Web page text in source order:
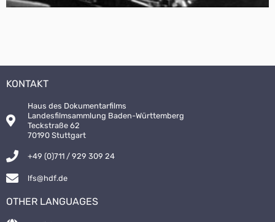
KONTAKT
Haus des Dokumentarfilms
Landesfilmsammlung Baden-Württemberg
Teckstraße 62
70190 Stuttgart
+49 (0)711 / 929 309 24
lfs@hdf.de
OTHER LANGUAGES